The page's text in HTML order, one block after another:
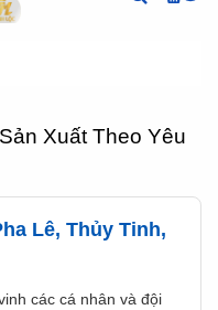
Xuất Theo Yêu
Lê, Thủy Tinh,
các cá nhân và đội